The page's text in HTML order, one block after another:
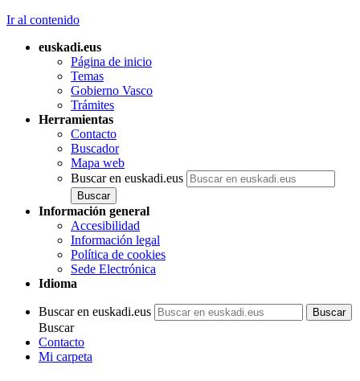
Ir al contenido
euskadi.eus
Página de inicio
Temas
Gobierno Vasco
Trámites
Herramientas
Contacto
Buscador
Mapa web
Buscar en euskadi.eus
Información general
Accesibilidad
Información legal
Política de cookies
Sede Electrónica
Idioma
Buscar en euskadi.eus
Buscar
Contacto
Mi carpeta